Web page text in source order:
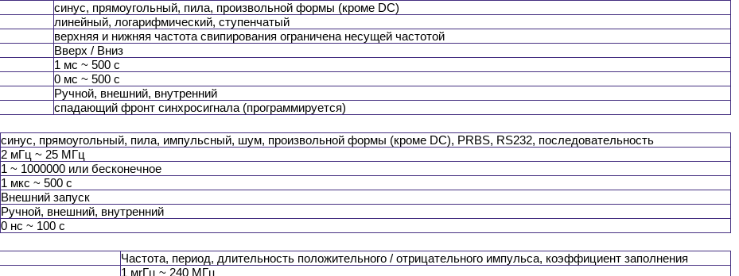
синус, прямоугольный, пила, произвольной формы (кроме DC)
линейный, логарифмический, ступенчатый
верхняя и нижняя частота свипирования ограничена несущей частотой
Вверх / Вниз
1 мс ~ 500 с
0 мс ~ 500 с
Ручной, внешний, внутренний
спадающий фронт синхросигнала (программируется)
синус, прямоугольный, пила, импульсный, шум, произвольной формы (кроме DC), PRBS, RS232, последовательность
2 мГц ~ 25 МГц
1 ~ 1000000 или бесконечное
1 мкс ~ 500 с
Внешний запуск
Ручной, внешний, внутренний
0 нс ~ 100 с
Частота, период, длительность положительного / отрицательного импульса, коэффициент заполнения
1 мrГц ~ 240 МГц